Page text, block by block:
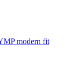
modern fit